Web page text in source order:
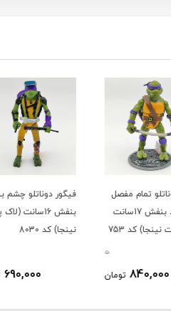
مفصل
چشم بند بنفش 17سانت
753
تومان
فیگور دوناتلو چشم بند
بنفش 16سانت (لاک پشت
نینجا) کد 8030
690,000 تومان